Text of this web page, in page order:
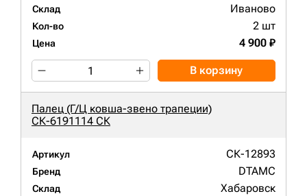
Склад Иваново
Кол-во 2 шт
Цена 4 900 ₽
В корзину
Палец (Г/Ц ковша-звено трапеции)
СК-6191114 СК
Артикул СК-12893
Бренд DTAMC
Склад Хабаровск